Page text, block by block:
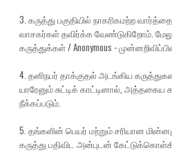
3. கருத்து பகுதியில் நாகரிகமற்ற
வாசகர்கள் தவிர்க்க வேண்டுகிறோம்.
கருத்துக்கள் / Anonymous -
4. தனிநபர் தாக்குதல் அடங்கிய
யாரேனும் சுட்டிக் காட்டினால், அத்தகைய
நீக்கப்படும்.
5. தங்களின் பெயர் மற்றும் சரியான
கருத்து பதிவிட அன்புடன்